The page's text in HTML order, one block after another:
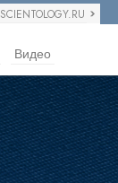
SCIENTOLOGY.RU
Видео